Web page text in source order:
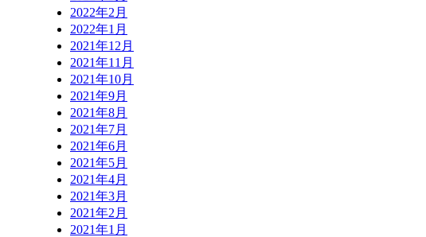
2022年2月
2022年1月
2021年12月
2021年11月
2021年10月
2021年9月
2021年8月
2021年7月
2021年6月
2021年5月
2021年4月
2021年3月
2021年2月
2021年1月